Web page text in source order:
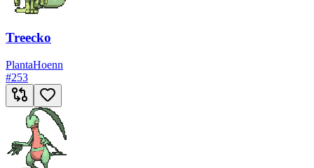
Treecko
PlantaHoenn
#253